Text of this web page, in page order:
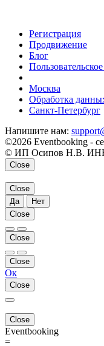
Регистрация
Продвижение
Блог
Москва
Обработка
Санкт-Петербург
Напишите нам:
©2026 Eventbooking -
© ИП Осипов Н.В.
Close
Close
Да
Нет
Close
Close
Close
Ок
Close
Close
Eventbooking
=